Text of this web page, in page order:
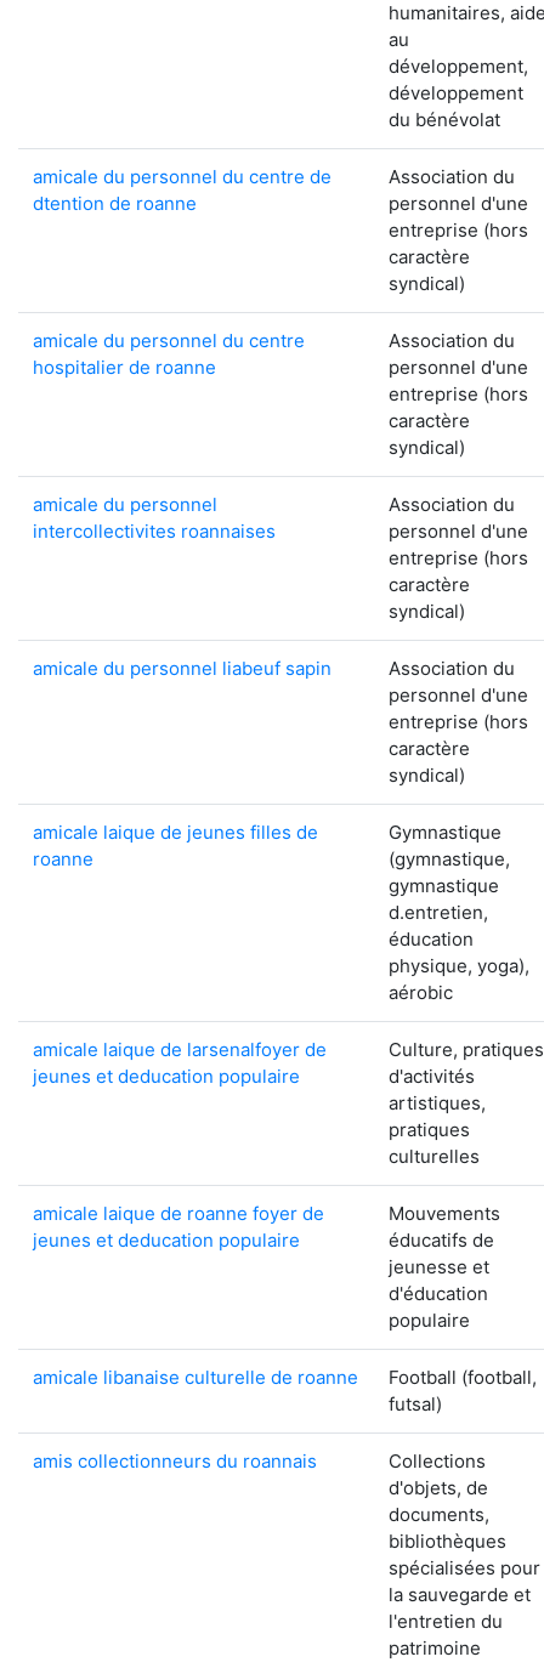
humanitaires,
au
développement,
développement
du bénévolat
amicale du personnel du centre de
dtention de roanne
Association du
personnel d'une
entreprise (hors
caractère
syndical)
amicale du personnel du centre
hospitalier de roanne
Association du
personnel d'une
entreprise (hors
caractère
syndical)
amicale du personnel
intercollectivites roannaises
Association du
personnel d'une
entreprise (hors
caractère
syndical)
amicale du personnel liabeuf sapin
Association du
personnel d'une
entreprise (hors
caractère
syndical)
amicale laique de jeunes filles de
roanne
Gymnastique
(gymnastique,
gymnastique
d.entretien,
éducation
physique, yoga),
aérobic
amicale laique de larsenalfoyer de
jeunes et deducation populaire
Culture, pratiques
d'activités
artistiques,
pratiques
culturelles
amicale laique de roanne foyer de
jeunes et deducation populaire
Mouvements
éducatifs de
jeunesse et
d'éducation
populaire
amicale libanaise culturelle de roanne
Football (football,
futsal)
amis collectionneurs du roannais
Collections
d'objets, de
documents,
bibliothèques
spécialisées pour
la sauvegarde et
l'entretien du
patrimoine